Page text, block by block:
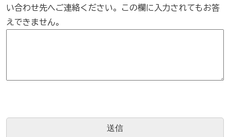
い合わせ先へご連絡ください。この欄に入力されてもお答
えできません。